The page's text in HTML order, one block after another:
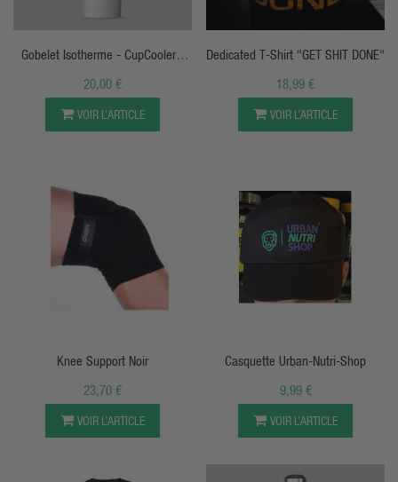
APERÇU RAPIDE
Gobelet Isotherme - CupCooler -
Applied
20,00 €
VOIR L’ARTICLE
APERÇU RAPIDE
Dedicated T-Shirt "GET SHIT DONE"
18,99 €
VOIR L’ARTICLE
Knee Support Noir
23,70 €
VOIR L’ARTICLE
Casquette Urban-Nutri-Shop
9,99 €
VOIR L’ARTICLE